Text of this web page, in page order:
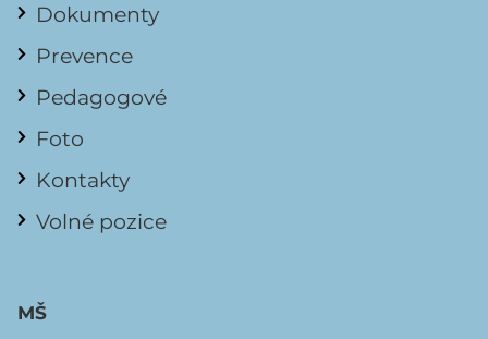
Dokumenty
Prevence
Pedagogové
Foto
Kontakty
Volné pozice
MŠ